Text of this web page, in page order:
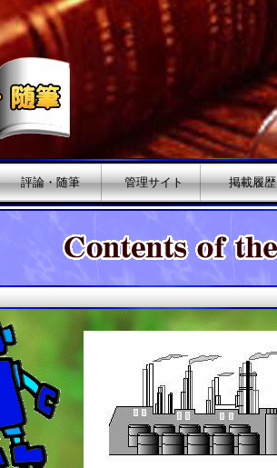
評論・随筆 管理サイト 掲載履歴